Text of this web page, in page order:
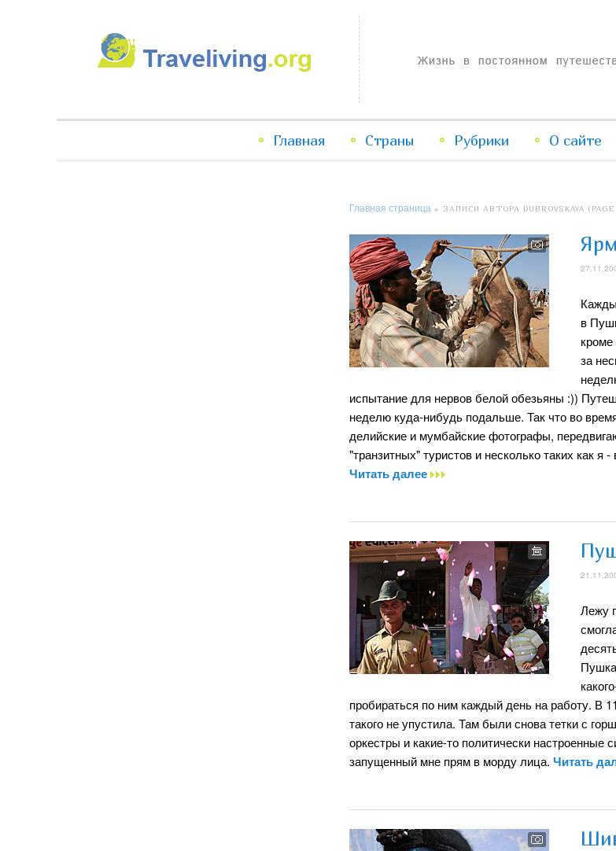
Traveliving
Жизнь в постоянном путешествии
Перейти
Перейти
Главная Страны Рубрики О сайте
Главная страница » ЗАПИСИ АВТОРА DUBROVSKAYA
в
за
испытание для нервов белой обезьяны :))
неделю куда-нибудь подальше. Так что во
делийские и мумбайские фотографы,
"транзитных" туристов и несколько таких как
Читать далее
Лежу
пробираться по ним каждый день на работу. В
такого не упустила. Там были снова тетки с
оркестры и какие-то политически настроенные
запущенный мне прям в морду лица. Читать